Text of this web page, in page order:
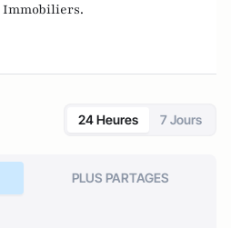
Immobiliers.
24 Heures 7 Jours
PLUS PARTAGES